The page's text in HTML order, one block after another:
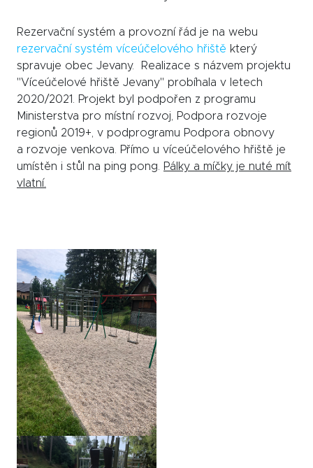
Rezervační systém a provozní řád je na webu
rezervační systém víceúčelového hřiště který
spravuje obec Jevany.
Realizace s názvem projektu
"Víceúčelové hřiště Jevany" probíhala v letech
2020/2021. Projekt byl podpořen z programu
Ministerstva pro místní rozvoj, Podpora rozvoje
regionů 2019+, v podprogramu Podpora obnovy
a rozvoje venkova. Přímo u víceúčelového hřiště je
umístěn i stůl na ping pong. Pálky a míčky je nuté mít
vlatní.